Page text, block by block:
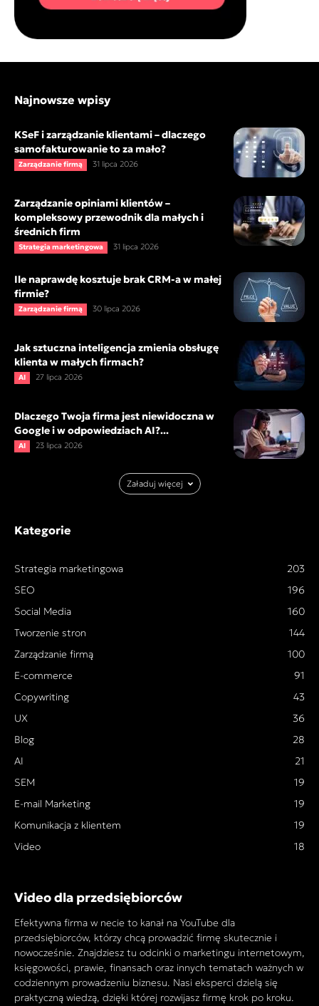
Najnowsze wpisy
KSeF i zarządzanie klientami – dlaczego
samofakturowanie to za mało?
Zarządzanie firmą 31 lipca 2026
Zarządzanie opiniami klientów –
kompleksowy przewodnik dla małych i
średnich firm
Strategia marketingowa 31 lipca 2026
Ile naprawdę kosztuje brak CRM-a w małej
firmie?
Zarządzanie firmą 30 lipca 2026
Jak sztuczna inteligencja zmienia obsługę
klienta w małych firmach?
AI 27 lipca 2026
Dlaczego Twoja firma jest niewidoczna w
Google i w odpowiedziach AI?...
AI 23 lipca 2026
Załaduj więcej
Kategorie
Strategia marketingowa
203
SEO
196
Social Media
160
Tworzenie stron
144
Zarządzanie firmą
100
E-commerce
91
Copywriting
43
UX
36
Blog
28
AI
21
SEM
19
E-mail Marketing
19
Komunikacja z klientem
19
Video
18
Video dla przedsiębiorców
Efektywna firma w necie to kanał na YouTube dla
przedsiębiorców, którzy chcą prowadzić firmę skutecznie i
nowocześnie. Znajdziesz tu odcinki o marketingu internetowym,
księgowości, prawie, finansach oraz innych tematach ważnych w
codziennym prowadzeniu biznesu. Nasi eksperci dzielą się
praktyczną wiedzą, dzięki której rozwijasz firmę krok po kroku.